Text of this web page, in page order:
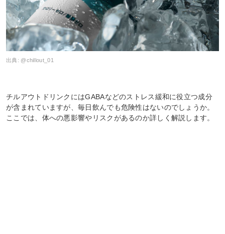
出典: @chillout_01
チルアウトドリンクにはGABAなどのストレス緩和に役立つ成分
が含まれていますが、毎日飲んでも危険性はないのでしょうか。
ここでは、体への悪影響やリスクがあるのか詳しく解説します。